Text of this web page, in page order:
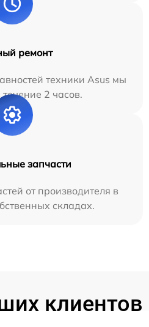
ремонт
техники Asus мы
2 часов.
запчасти
от производителя в
складах.
клиентов